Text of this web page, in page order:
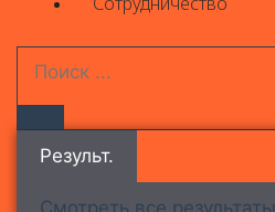
Результ.
Смотреть все результаты